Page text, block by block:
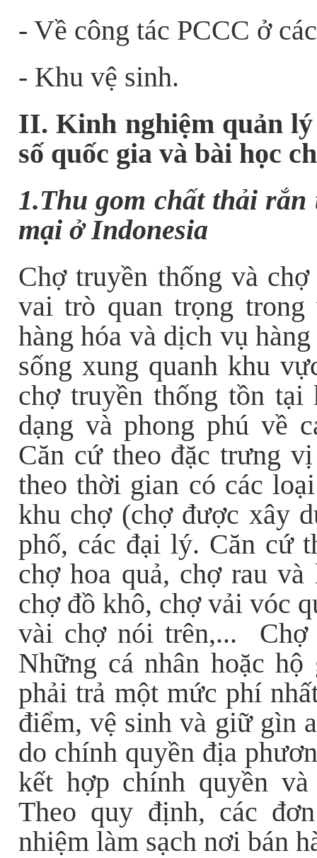
- Về công tác PCCC ở
- Khu vệ sinh.
II. Kinh nghiệm quản
số quốc gia và bài học
1.Thu gom chất thải
mại ở Indonesia
Chợ truyền thống và
vai trò quan trọng trong
hàng hóa và dịch vụ
sống xung quanh khu
chợ truyền thống tồn tại
dạng và phong phú về
Căn cứ theo đặc trưng
theo thời gian có các
khu chợ (chợ được xây
phố, các đại lý. Căn cứ
chợ hoa quả, chợ rau
chợ đồ khô, chợ vải vóc
vài chợ nói trên,... Chợ
Những cá nhân hoặc
phải trả một mức phí
điểm, vệ sinh và giữ gìn
do chính quyền địa
kết hợp chính quyền
Theo quy định, các
nhiệm làm sạch nơi bán